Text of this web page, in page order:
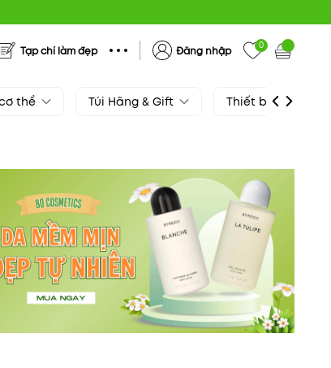
Tạp chí làm đẹp Đăng nhập 0
thể Túi Hãng & Gift Thiết bị làm đẹp